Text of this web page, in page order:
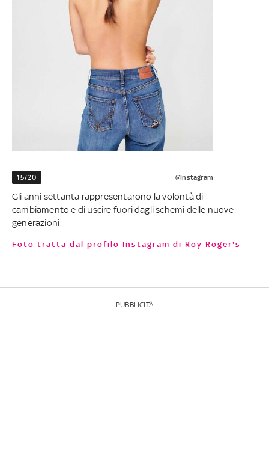
15/20 @Instagram
Gli anni settanta rappresentarono la volontà di
cambiamento e di uscire fuori dagli schemi delle nuove
generazioni
Foto tratta dal profilo Instagram di Roy Roger's
PUBBLICITÀ